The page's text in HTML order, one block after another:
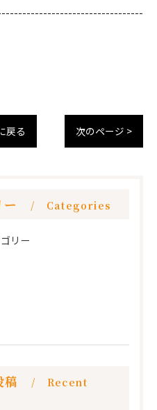
戻る 次のページ >
Categories
リー
稿
Recent